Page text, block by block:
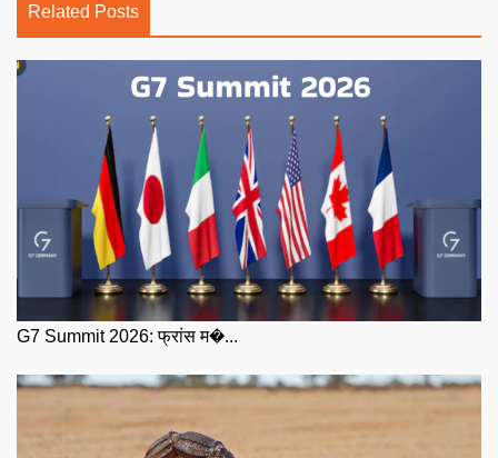
Related Posts
G7 Summit 2026: फ्रांस म�...